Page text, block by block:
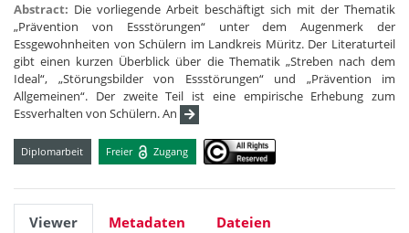
Abstract: Die vorliegende Arbeit beschäftigt sich mit der Thematik
„Prävention von Essstörungen“ unter dem Augenmerk der
Essgewohnheiten von Schülern im Landkreis Müritz. Der Literaturteil
gibt einen kurzen Überblick über die Thematik „Streben nach dem
Ideal“, „Störungsbilder von Essstörungen“ und „Prävention im
Allgemeinen“. Der zweite Teil ist eine empirische Erhebung zum
Essverhalten von Schülern. An
Diplomarbeit Freier Zugang
Viewer Metadaten Dateien